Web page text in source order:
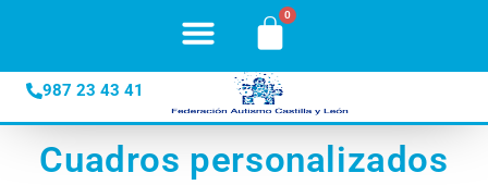
987 23 43 41
Cuadros personalizados